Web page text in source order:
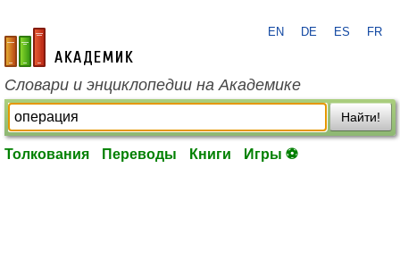
academic.ru
EN DE ES FR
Словари и энциклопедии на Академике
Найти!
Толкования Переводы Книги Игры ⚽